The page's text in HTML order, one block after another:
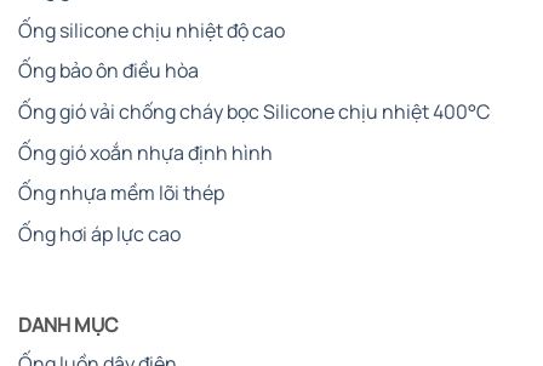
Ống silicone chịu nhiệt độ cao
Ống bảo ôn điều hòa
Ống gió vải chống cháy bọc Silicone chịu nhiệt 400°C
Ống gió xoắn nhựa định hình
Ống nhựa mềm lõi thép
Ống hơi áp lực cao
DANH MỤC